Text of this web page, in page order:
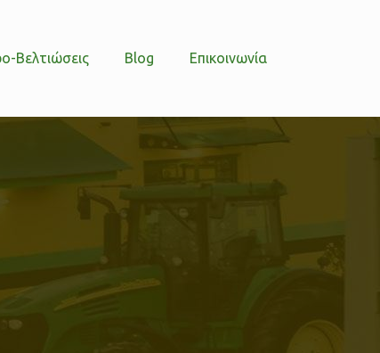
Βελτιώσεις Blog Επικοινωνία